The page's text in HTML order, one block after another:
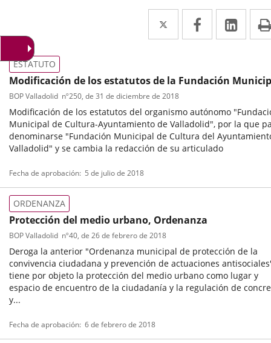
Twitter
Enlace
a
aplicación
externa.
Facebook
Enlace
a
aplicación
a
Modificación de los estatutos de la Fundación
de Cultura del Ayuntamiento de Valladolid
Modificación de los estatutos del organismo autónomo
Municipal de Cultura-Ayuntamiento de Valladolid", por la que
denominarse "Fundación Municipal de Cultura del
Valladolid" y se cambia la redacción de su articulado
de
normativa
ESTATUTO
boletin
BOP Valladolid nº250, de 31 de diciembre de 2018
Fecha de aprobación 5 de julio de 2018
Protección del medio urbano, Ordenanza
Deroga la anterior "Ordenanza municipal de protección de la
convivencia ciudadana y prevención de actuaciones
tiene por objeto la protección del medio urbano como lugar y
espacio de encuentro de la ciudadanía y la regulación de
y...
de
normativa
ORDENANZA
boletin
BOP Valladolid nº40, de 26 de febrero de 2018
Fecha de aprobación 6 de febrero de 2018